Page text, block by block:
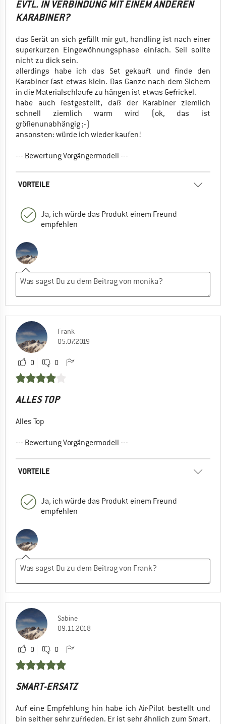
EVTL. IN VERBINDUNG MIT EINEM ANDEREN
KARABINER?
das Gerät an sich gefällt mir gut, handling ist nach einer
superkurzen Eingewöhnungsphase einfach. Seil sollte
nicht zu dick sein.
allerdings habe ich das Set gekauft und finde den
Karabiner fast etwas klein. Das Ganze nach dem Sichern
in die Materialschlaufe zu hängen ist etwas Gefrickel.
habe auch festgestellt, daß der Karabiner ziemlich
schnell ziemlich warm wird (ok, das ist
größenunabhängig ;-)
ansonsten: würde ich wieder kaufen!
--- Bewertung Vorgängermodell ---
VORTEILE
Ja, ich würde das Produkt einem Freund
empfehlen
Frank
05.07.2019
0 0
ALLES TOP
Alles Top
--- Bewertung Vorgängermodell ---
VORTEILE
Ja, ich würde das Produkt einem Freund
empfehlen
Sabine
09.11.2018
0 0
SMART-ERSATZ
Auf eine Empfehlung hin habe ich Air-Pilot bestellt und
bin seither sehr zufrieden. Er ist sehr ähnlich zum Smart.